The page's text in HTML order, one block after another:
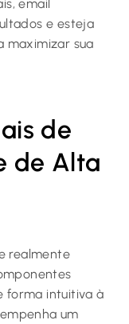
email
e esteja
maximizar sua
de
de Alta
realmente
forma intuitiva à
um